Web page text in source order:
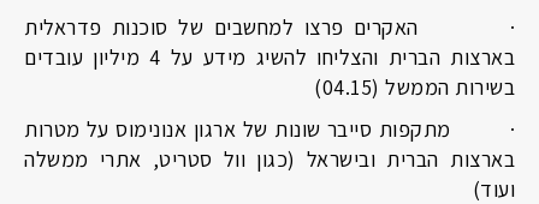
· האקרים פרצו למחשבים של סוכנות פדראלית
בארצות הברית והצליחו להשיג מידע על 4 מיליון עובדים
בשירות הממשל (04.15)
· מתקפות סייבר שונות של ארגון אנונימוס על מטרות
בארצות הברית ובישראל (כגון וול סטריט, אתרי ממשלה
ועוד)